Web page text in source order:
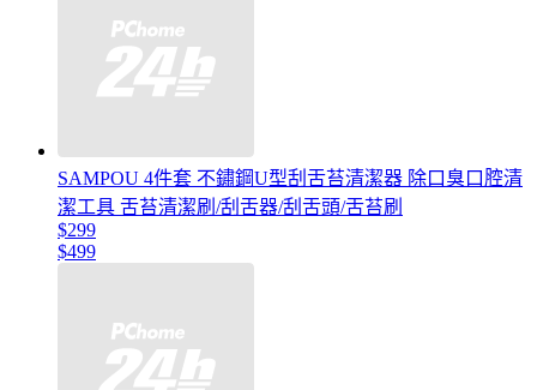
SAMPOU 4件套 不鏽鋼U型刮舌苔清潔器 除口臭口腔清
潔工具 舌苔清潔刷/刮舌器/刮舌頭/舌苔刷
$299
$499